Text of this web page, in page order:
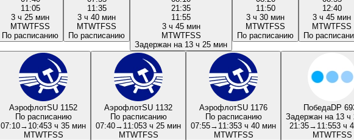
11:05
3 ч 25 мин
MTWTFSS
По расписанию
11:35
3 ч 40 мин
MTWTFSS
По расписанию
21:35
11:55
3 ч 45 мин
MTWTFSS
Задержан на 13 ч 25 мин
11:50
3 ч 30 мин
MTWTFSS
По расписанию
12:40
3 ч 45 мин
MTWTFSS
По
АэрофлотSU 1152
По расписанию
07:10→ 10:453 ч 35 мин
MTWTFSS
АэрофлотSU 1132
По расписанию
07:40→ 11:053 ч 25 мин
MTWTFSS
АэрофлотSU 1176
По расписанию
07:55→ 11:353 ч 40 мин
MTWTFSS
ПобедаDP
Задержан на 13 ч
21:35→ 11:553 ч
MTWTFSS